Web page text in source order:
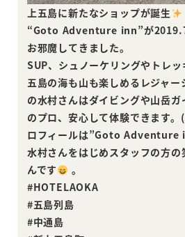
上五島に新たなショップが誕生
“Goto Adventure inn”が
お邪魔してきました。
SUP、シュノーケリングやトレッ
五島の海も山も楽しめるレジャー
の水村さんはダイビングや山岳
のプロ、安心して体験できます
ロフィールは”Goto Adventure
水村さんをはじめスタッフの方
んです
。
#HOTELAOKA
#五島列島
#中通島